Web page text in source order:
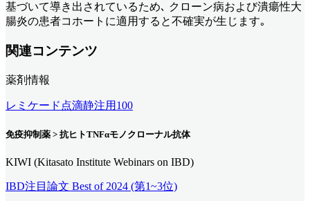
基づいて導き出されているため､ クローン病および潰瘍性大
腸炎の患者コホートに適用すると不確実が生じます｡
関連コンテンツ
薬剤情報
レミケード点滴静注用100
免疫抑制薬 > 抗ヒトTNFαモノクローナル抗体
KIWI (Kitasato Institute Webinars on IBD)
IBD注目論文 Best of 2024 (第1~3位)